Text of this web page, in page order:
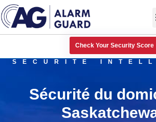
Check Your Security Score
SÉCURITÉ
Sécurité du